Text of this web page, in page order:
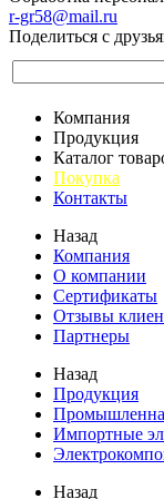
r-gr58@mail.ru
Поделиться с
Компания
Продукция
Каталог
Покупка
Контакты
Назад
Компания
О компании
Сертификаты
Отзывы
Партнеры
Назад
Продукция
Импортные
Назад